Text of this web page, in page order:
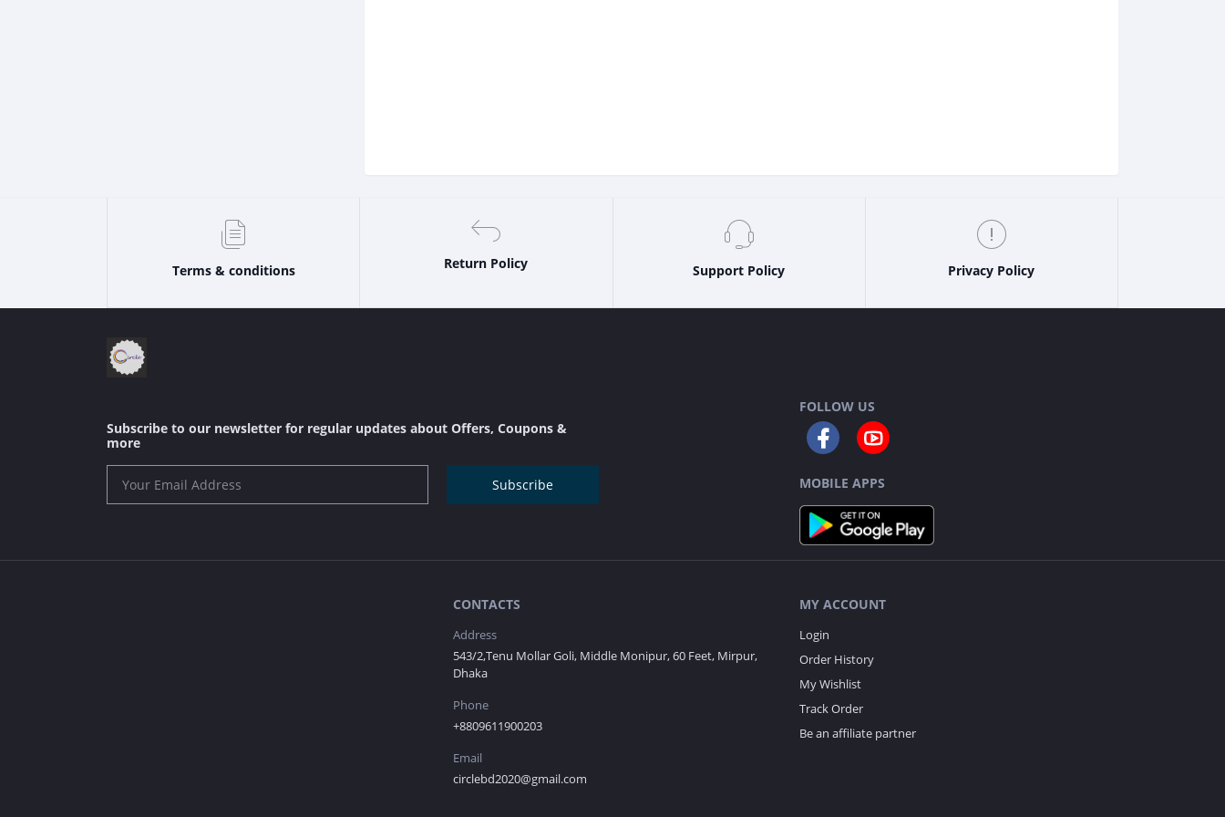
Terms & conditions Return Policy Support Policy Privacy Policy
Subscribe to our newsletter for regular updates about Offers, Coupons &
more
Subscribe
FOLLOW US
MOBILE APPS
CONTACTS
Address
543/2,Tenu Mollar Goli, Middle Monipur, 60 Feet, Mirpur,
Dhaka
Phone
+8809611900203
Email
circlebd2020@gmail.com
MY ACCOUNT
Login
Order History
My Wishlist
Track Order
Be an affiliate partner